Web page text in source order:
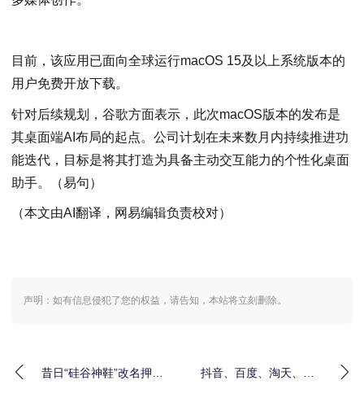
目前，该应用已面向全球运行macOS 15及以上系统版本的
用户免费开放下载。
针对后续规划，谷歌方面表示，此次macOS版本的发布是
其桌面端AI布局的起点。公司计划在未来数月内持续推进功
能迭代，目标是将其打造为具备主动交互能力的个性化桌面
助手。（易句）
（本文由AI翻译，网易编辑负责校对）
声明：如有信息侵犯了您的权益，请告知，本站将立刻删除。
昔日“硅谷神鞋”改名押注
抖音、百度、淘天、京